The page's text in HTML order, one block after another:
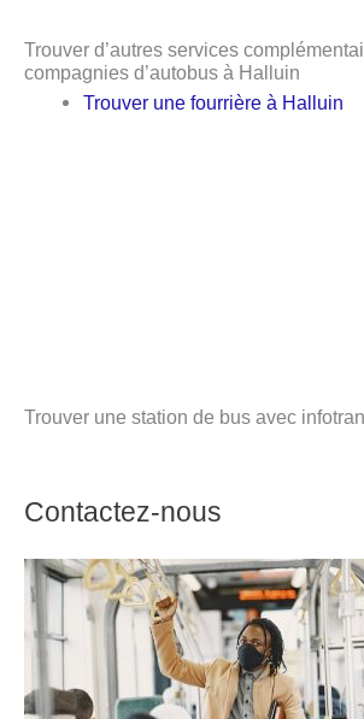
Trouver d’autres services
compagnies d’autobus à Halluin
Trouver une fourrière à Halluin
Trouver une station de bus avec
Contactez-nous